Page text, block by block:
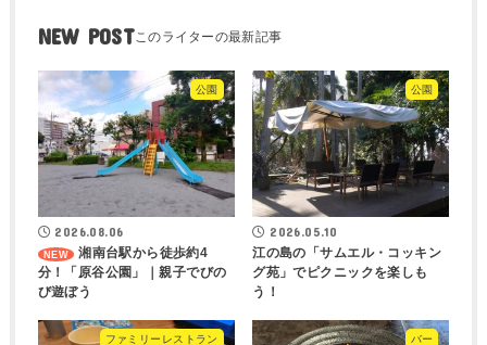
NEW POST
公園
2026.08.06
湘南台駅から徒歩約4
分！「原谷公園」｜親子でびの
び遊ぼう
公園
2026.05.10
江の島の「サムエル・コッキン
グ苑」でピクニックを楽しも
う！
ファミリーレストラン バー